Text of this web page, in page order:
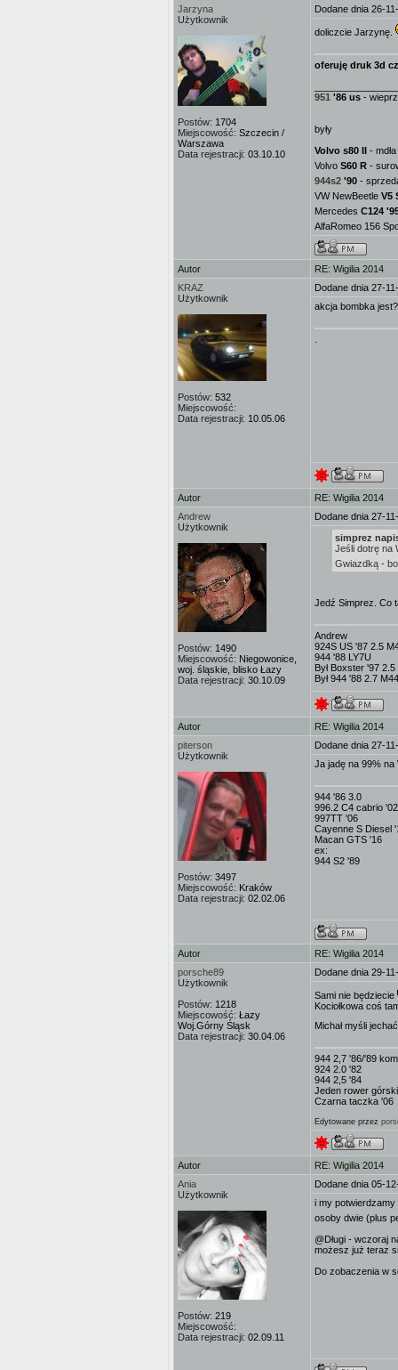
Jarzyna
Użytkownik
Postów: 1704
Miejscowość: Szczecin /
Warszawa
Data rejestracji: 03.10.10
Dodane dnia 26-
doliczcie Jarzynę.
oferuję druk 3d
951 '86 us -
były
Volvo s80 II -
Volvo S60 R -
944s2 '90 -
VW NewBeetle V5
Mercedes C124
AlfaRomeo 156
Autor
RE: Wigilia 2014
KRAZ
Użytkownik
Postów: 532
Miejscowość:
Data rejestracji: 10.05.06
Dodane dnia 27-
akcja bombka jest?
Autor
RE: Wigilia 2014
Andrew
Użytkownik
Postów: 1490
Miejscowość: Niegowonice,
woj. śląskie, blisko Łazy
Data rejestracji: 30.10.09
Dodane dnia 27-
simprez
Jeśli dotrę na
Gwiazdką -
Jedź Simprez. Co
Andrew
924S US '87 2.5
944 '88 LY7U
Był Boxster '97
Był 944 '88 2.7
Autor
RE: Wigilia 2014
piterson
Użytkownik
Postów: 3497
Miejscowość: Kraków
Data rejestracji: 02.02.06
Dodane dnia 27-
Ja jadę na 99% na
944 '86 3.0
996.2 C4 cabrio '02
997TT '06
Cayenne S Diesel
Macan GTS '16
ex:
944 S2 '89
Autor
RE: Wigilia 2014
porsche89
Użytkownik
Postów: 1218
Miejscowość: Łazy
Woj.Górny Śląsk
Data rejestracji: 30.04.06
Dodane dnia 29-
Sami nie będziecie
Kociołkowa coś
Michał myśli
944 2,7 '86/'89
924 2.0 '82
944 2,5 '84
Jeden rower górski
Czarna taczka '06
Edytowane przez
Autor
RE: Wigilia 2014
Ania
Użytkownik
Postów: 219
Miejscowość:
Data rejestracji: 02.09.11
Dodane dnia 05-
i my
osoby dwie (plus
@Długi - wczoraj
możesz już teraz
Do zobaczenia w